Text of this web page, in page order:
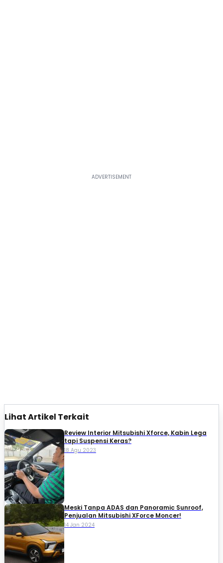
Lihat Artikel Terkait
Review Interior Mitsubishi Xforce, Kabin Lega
tapi Suspensi Keras?
18 Agu 2023
Meski Tanpa ADAS dan Panoramic Sunroof,
Penjualan Mitsubishi XForce Moncer!
14 Jan 2024